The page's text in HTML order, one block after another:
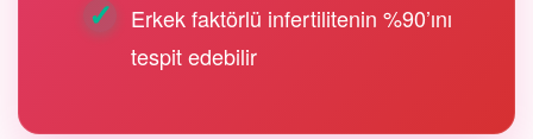
Erkek faktörlü infertilitenin %90’ını
tespit edebilir